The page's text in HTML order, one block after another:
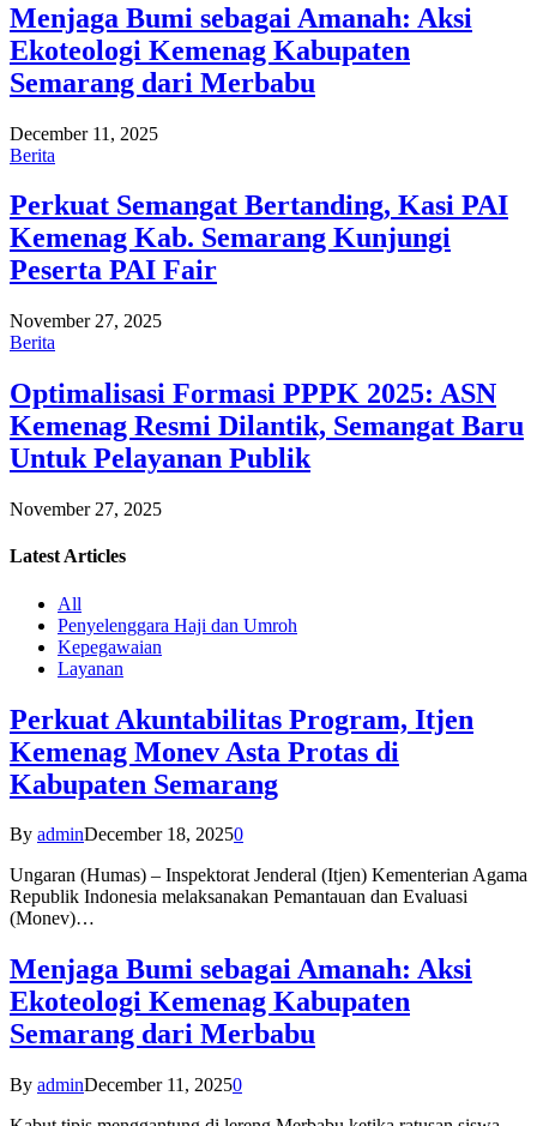
Menjaga Bumi sebagai Amanah: Aksi
Ekoteologi Kemenag Kabupaten
Semarang dari Merbabu
December 11, 2025
Berita
Perkuat Semangat Bertanding, Kasi PAI
Kemenag Kab. Semarang Kunjungi
Peserta PAI Fair
November 27, 2025
Berita
Optimalisasi Formasi PPPK 2025: ASN
Kemenag Resmi Dilantik, Semangat Baru
Untuk Pelayanan Publik
November 27, 2025
Latest Articles
All
Penyelenggara Haji dan Umroh
Kepegawaian
Layanan
Perkuat Akuntabilitas Program, Itjen
Kemenag Monev Asta Protas di
Kabupaten Semarang
By adminDecember 18, 20250
Ungaran (Humas) – Inspektorat Jenderal (Itjen) Kementerian Agama
Republik Indonesia melaksanakan Pemantauan dan Evaluasi
(Monev)…
Menjaga Bumi sebagai Amanah: Aksi
Ekoteologi Kemenag Kabupaten
Semarang dari Merbabu
By adminDecember 11, 20250